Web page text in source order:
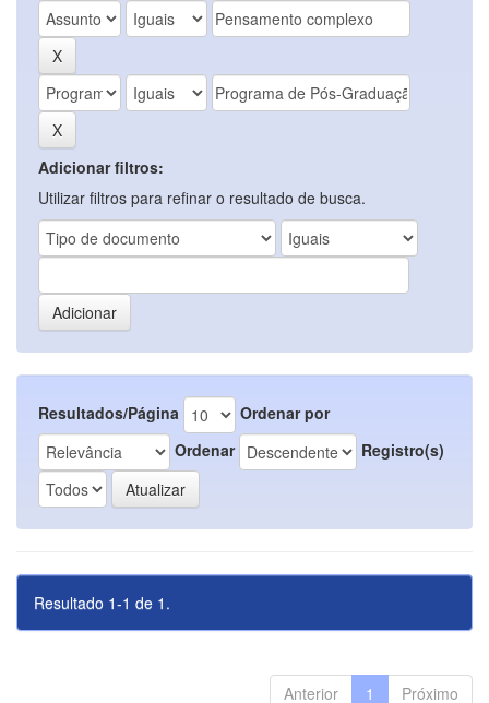
Adicionar filtros:
Utilizar filtros para refinar o resultado de busca.
Resultados/Página
Ordenar por
Ordenar
Registro(s)
Resultado 1-1 de 1.
Anterior 1 Próximo